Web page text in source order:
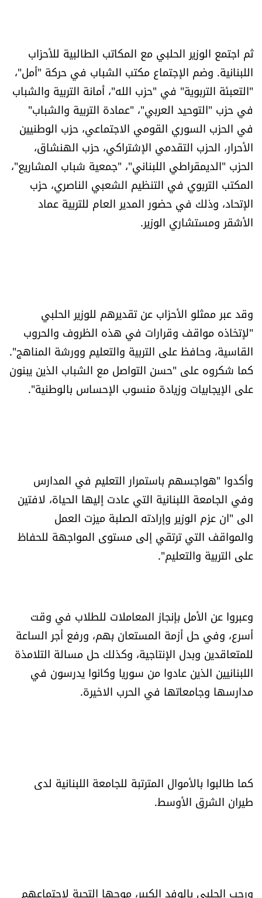
للتواصل معنا
شروط الاستخدام
شروط الإشتراك
Digital solutions by
ثم اجتمع الوزير الحلبي مع المكاتب الطالبية للأحزاب
اللبنانية. وضم الإجتماع مكتب الشباب في حركة "أمل"،
"التعبئة التربوية" في "حزب الله"، أمانة التربية والشباب
في حزب "التوحيد العربي"، "عمادة التربية والشباب"
في الحزب السوري القومي الاجتماعي، حزب الوطنيين
الأحرار، الحزب التقدمي الإشتراكي، حزب الهنشاق،
الحزب "الديمقراطي اللبناني"، "جمعية شباب المشاريع"،
المكتب التربوي في التنظيم الشعبي الناصري، حزب
الإتحاد، وذلك في حضور المدير العام للتربية عماد
الأشقر ومستشاري الوزير.
وقد عبر ممثلو الأحزاب عن تقديرهم للوزير الحلبي
"لإتخاذه مواقف وقرارات في هذه الظروف والحروب
القاسية، وحافظ على التربية والتعليم وورشة المناهج".
كما شكروه على "حسن التواصل مع الشباب الذين يبنون
على الإيجابيات وزيادة منسوب الإحساس بالوطنية".
وأكدوا "هواجسهم باستمرار التعليم في المدارس
وفي الجامعة اللبنانية التي عادت إليها الحياة، لافتين
الى "ان عزم الوزير وإرادته الصلبة ميزت العمل
والمواقف التي ترتقي إلى مستوى المواجهة للحفاظ
على التربية والتعليم".
وعبروا عن الأمل بإنجاز المعاملات للطلاب في وقت
أسرع، وفي حل أزمة المستعان بهم، ورفع أجر الساعة
للمتعاقدين وبدل الإنتاجية، وكذلك حل مسالة التلامذة
اللبنانيين الذين عادوا من سوريا وكانوا يدرسون في
مدارسها وجامعاتها في الحرب الاخيرة.
كما طالبوا بالأموال المترتبة للجامعة اللبنانية لدى
طيران الشرق الأوسط.
ورحب الحلبي بالوفد الكبير، موجها التحية لاجتماعهم